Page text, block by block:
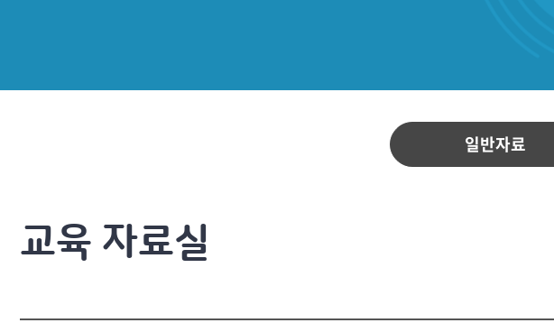
교육 자료실
일반자료